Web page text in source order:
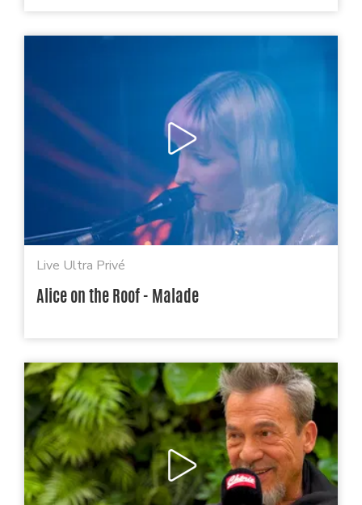
Live Ultra Privé
Alice on the Roof - Malade